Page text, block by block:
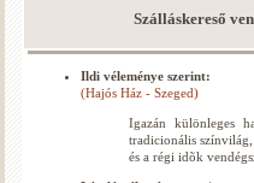
Szálláskereső
Ildi véleménye szerint:
(Hajós Ház - Szeged)
Igazán különleges
tradicionális
és a régi idõk